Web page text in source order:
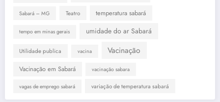
Sabará – MG Teatro temperatura sabará
tempo em minas gerais umidade do ar Sabará
Utilidade publica vacina Vacinação
Vacinação em Sabará vacinação sabara
vagas de emprego sabará variação de temperatura sabará